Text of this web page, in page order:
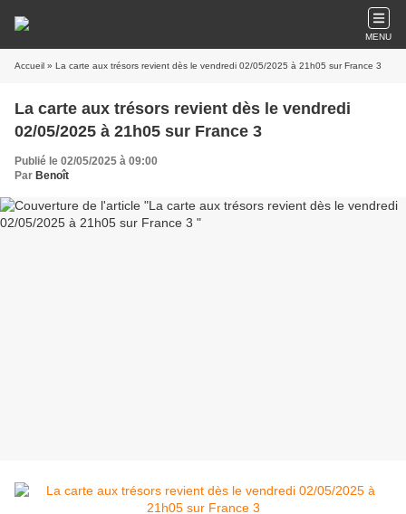
MENU
Accueil » La carte aux trésors revient dès le vendredi 02/05/2025 à 21h05 sur France 3
La carte aux trésors revient dès le vendredi
02/05/2025 à 21h05 sur France 3
Publié le 02/05/2025 à 09:00
Par Benoît